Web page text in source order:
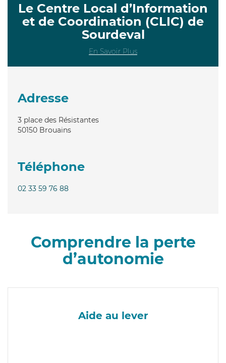
Le Centre Local d’Information
et de Coordination (CLIC) de
Sourdeval
En Savoir Plus
Adresse
3 place des Résistantes
50150 Brouains
Téléphone
02 33 59 76 88
Comprendre la perte
d’autonomie
Aide au lever